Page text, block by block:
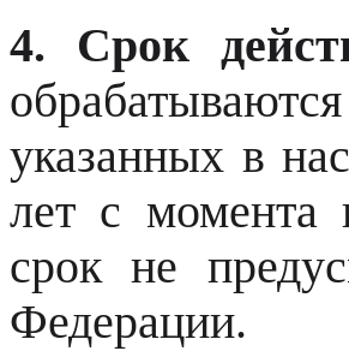
4. Срок
указанных в
лет с момента
срок не
Федерации.